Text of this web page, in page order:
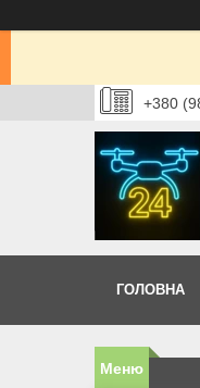
+380
ГОЛОВНА